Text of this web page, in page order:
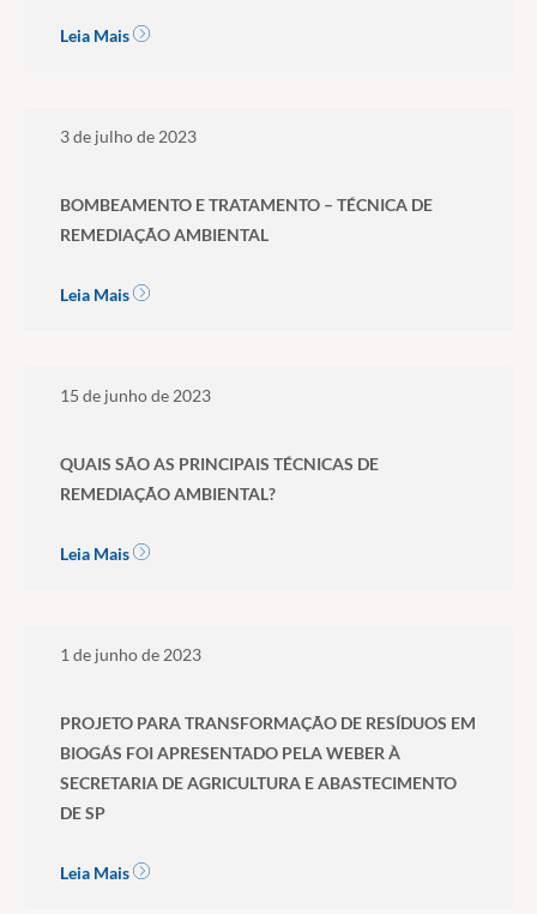
Leia Mais
BOMBEAMENTO E TRATAMENTO – TÉCNICA DE
REMEDIAÇÃO AMBIENTAL
Leia Mais
3 de julho de 2023
QUAIS SÃO AS PRINCIPAIS TÉCNICAS DE
REMEDIAÇÃO AMBIENTAL?
Leia Mais
15 de junho de 2023
PROJETO PARA TRANSFORMAÇÃO DE RESÍDUOS EM
BIOGÁS FOI APRESENTADO PELA WEBER À
SECRETARIA DE AGRICULTURA E ABASTECIMENTO
DE SP
Leia Mais
1 de junho de 2023